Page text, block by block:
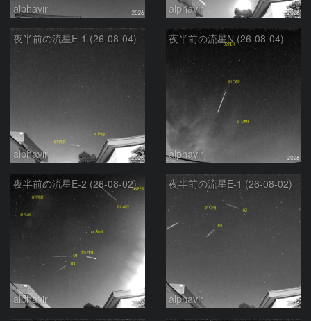
alphavir alphavir
夜半前の流星E-1 (26-08-04)
alphavir
夜半前の流星N (26-08-04)
alphavir
夜半前の流星E-2 (26-08-02)
alphavir
夜半前の流星E-1 (26-08-02)
alphavir